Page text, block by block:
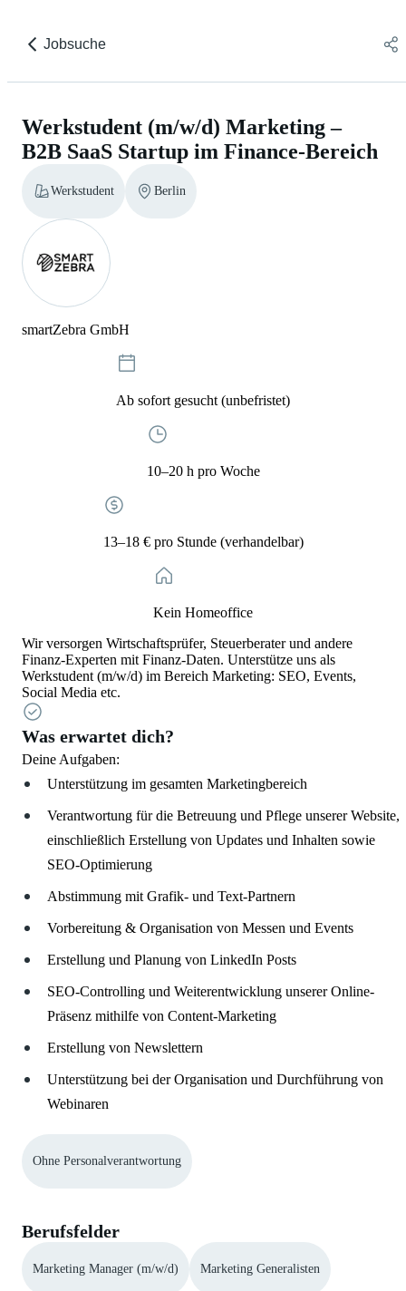
Jobsuche
Werkstudent (m/w/d) Marketing –
B2B SaaS Startup im Finance-Bereich
Werkstudent Berlin
smartZebra GmbH
Ab sofort gesucht (unbefristet)
10–20 h pro Woche
13–18 € pro Stunde (verhandelbar)
Kein Homeoffice
Wir versorgen Wirtschaftsprüfer, Steuerberater und andere
Finanz-Experten mit Finanz-Daten. Unterstütze uns als
Werkstudent (m/w/d) im Bereich Marketing: SEO, Events,
Social Media etc.
Was erwartet dich?
Deine Aufgaben:
Unterstützung im gesamten Marketingbereich
Verantwortung für die Betreuung und Pflege unserer Website,
einschließlich Erstellung von Updates und Inhalten sowie
SEO-Optimierung
Abstimmung mit Grafik- und Text-Partnern
Vorbereitung & Organisation von Messen und Events
Erstellung und Planung von LinkedIn Posts
SEO-Controlling und Weiterentwicklung unserer Online-
Präsenz mithilfe von Content-Marketing
Erstellung von Newslettern
Unterstützung bei der Organisation und Durchführung von
Webinaren
Ohne Personalverantwortung
Berufsfelder
Marketing Manager (m/w/d) Marketing Generalisten